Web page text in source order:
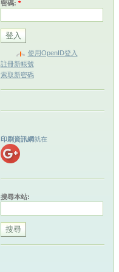
密碼: *
使用OpenID登入
註冊新帳號
索取新密碼
印刷資訊網就在
搜尋本站: